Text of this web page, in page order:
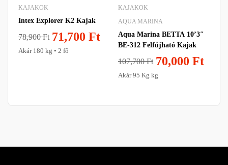
KAJAKOK
Intex Explorer K2 Kajak
78,900Ft 71,700 Ft
Akár 180 kg • 2 fő
KAJAKOK
AQUA MARINA
Aqua Marina BETTA 10’3″
BE-312 Felfújható Kajak
107,700Ft 70,000 Ft
Akár 95 Kg kg